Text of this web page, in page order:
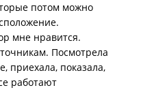
потом можно
мне нравится.
Посмотрела
приехала, показала,
работают